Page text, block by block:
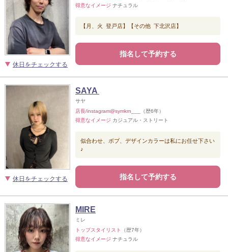
休日をチェックする
得意なイメージ ナチュラル
【月、火 登戸店】【その他 下北沢店】
指名して予約する
休日をチェックする
SAYA
サヤ
店長/instagram@symkrn___
（歴6年）
得意なイメージ カジュアル・ストリート
似合わせ、ボブ、デザインカラーは私にお任せ下さい
♪
指名して予約する
MIRE
ミレ
トップスタイリスト
（歴7年）
得意なイメージ ナチュラル